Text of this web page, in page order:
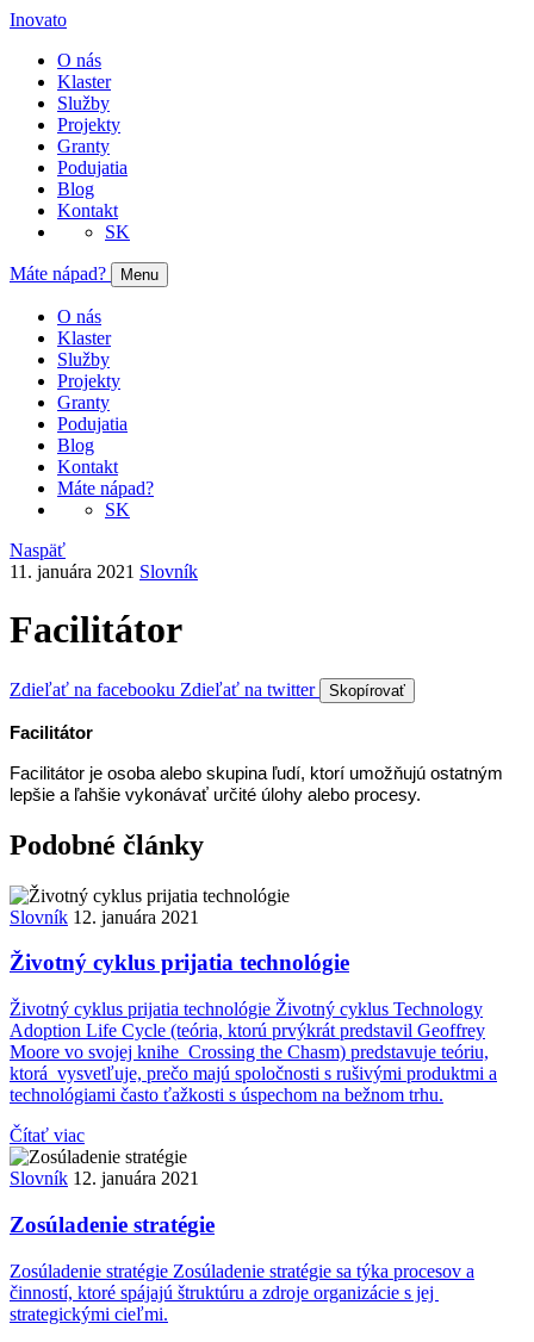
Inovato
O nás
Klaster
Služby
Projekty
Granty
Podujatia
Blog
Kontakt
SK
Máte nápad? Menu
O nás
Klaster
Služby
Projekty
Granty
Podujatia
Blog
Kontakt
Máte nápad?
SK
Naspäť
11. januára 2021 Slovník
Facilitátor
Zdieľať na facebooku Zdieľať na twitter Skopírovať
Facilitátor
Facilitátor je osoba alebo skupina ľudí, ktorí umožňujú ostatným
lepšie a ľahšie vykonávať určité úlohy alebo procesy.
Podobné články
Slovník 12. januára 2021
Životný cyklus prijatia technológie
Životný cyklus prijatia technológie Životný cyklus Technology
Adoption Life Cycle (teória, ktorú prvýkrát predstavil Geoffrey
Moore vo svojej knihe Crossing the Chasm) predstavuje teóriu,
ktorá vysvetľuje, prečo majú spoločnosti s rušivými produktmi a
technológiami často ťažkosti s úspechom na bežnom trhu.
Čítať viac
Slovník 12. januára 2021
Zosúladenie stratégie
Zosúladenie stratégie Zosúladenie stratégie sa týka procesov a
činností, ktoré spájajú štruktúru a zdroje organizácie s jej
strategickými cieľmi.